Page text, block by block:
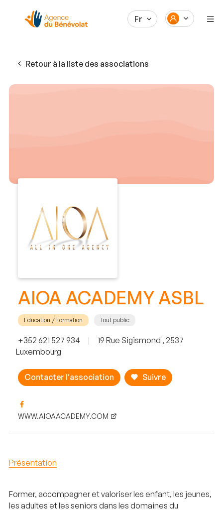
Fr
Retour à la liste des associations
AIOA ACADEMY ASBL
Education / Formation Tout public
+352 621 527 934 |
19 Rue Sigismond , 2537
Luxembourg
Contacter l'association Suivre
WWW.AIOAACADEMY.COM
Présentation
Former, accompagner et valoriser les enfant, les jeunes,
les adultes et les seniors dans les domaines du